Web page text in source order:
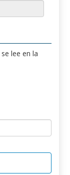
lee en la